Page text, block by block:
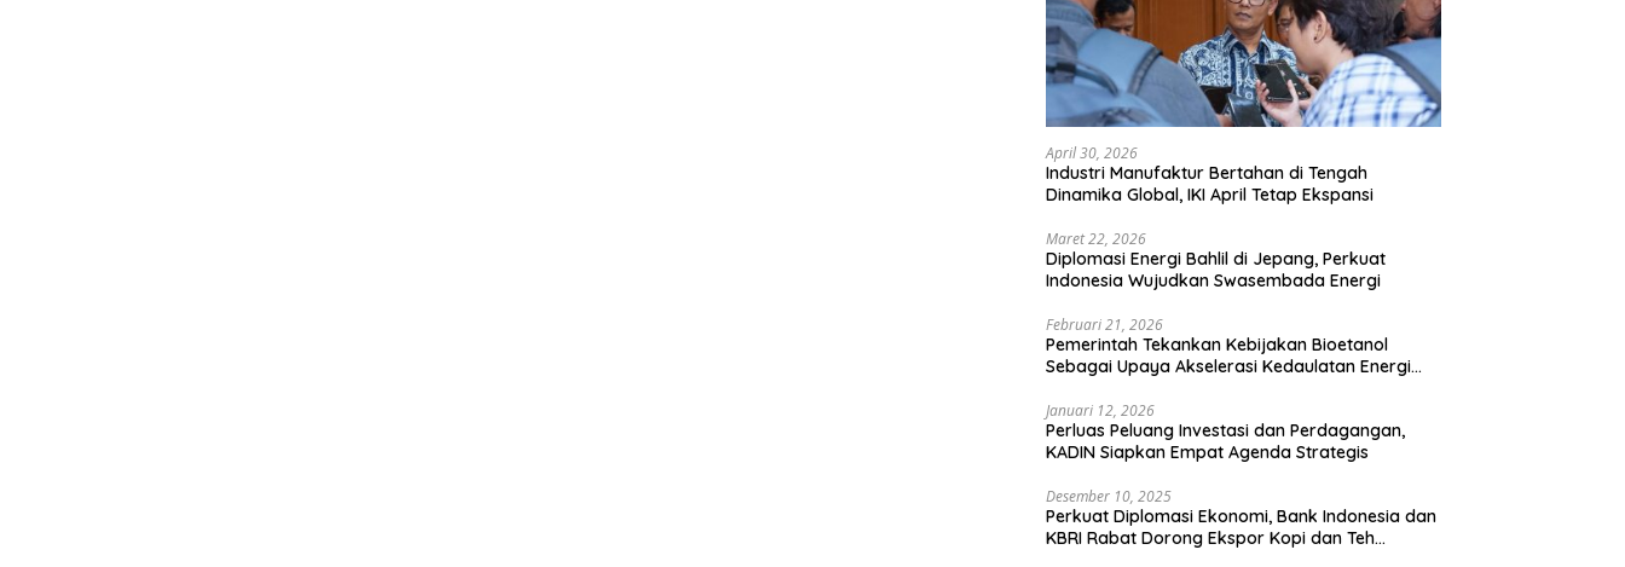
April 30, 2026
Industri Manufaktur Bertahan di Tengah
Dinamika Global, IKI April Tetap Ekspansi
Maret 22, 2026
Diplomasi Energi Bahlil di Jepang, Perkuat
Indonesia Wujudkan Swasembada Energi
Februari 21, 2026
Pemerintah Tekankan Kebijakan Bioetanol
Sebagai Upaya Akselerasi Kedaulatan Energi
Januari 12, 2026
Perluas Peluang Investasi dan Perdagangan,
KADIN Siapkan Empat Agenda Strategis
Desember 10, 2025
Perkuat Diplomasi Ekonomi, Bank Indonesia dan
KBRI Rabat Dorong Ekspor Kopi dan Teh